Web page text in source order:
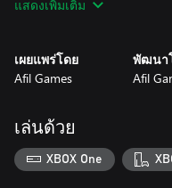
แสดงเพิ่มเติม
เผยแพร่โดย
Afil Games
พัฒนา
Afil
เล่นด้วย
XBOX One